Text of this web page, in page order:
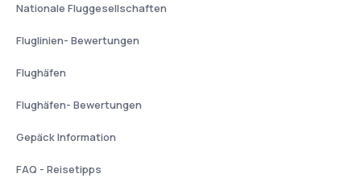
Nationale Fluggesellschaften
Fluglinien- Bewertungen
Flughäfen
Flughäfen- Bewertungen
Gepäck Information
FAQ - Reisetipps